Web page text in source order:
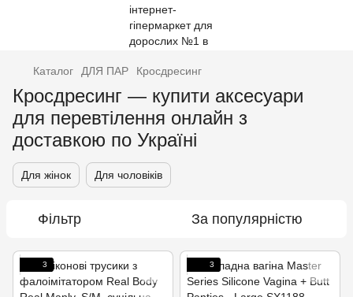
Каталог ДЛЯ ПАР Кросдресинг
Кросдресинг — купити аксесуари
для перевтілення онлайн з
доставкою по Україні
Для жінок Для чоловіків
Фільтр За популярністю
3 3